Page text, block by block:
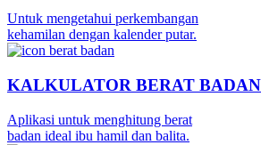
Untuk mengetahui perkembangan
kehamilan dengan kalender putar.
KALKULATOR BERAT BADAN
Aplikasi untuk menghitung berat
badan ideal ibu hamil dan balita.